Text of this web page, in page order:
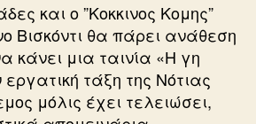
και ο ”Κοκκινος Κομης”
Βισκόντι θα πάρει ανάθεση
κάνει μια ταινία «Η γη
εργατική τάξη της Νότιας
μόλις έχει τελειώσει,